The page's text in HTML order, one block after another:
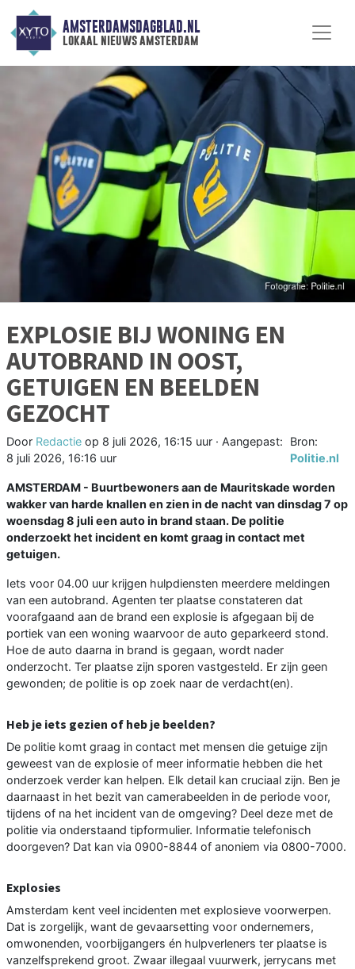
AMSTERDAMSDAGBLAD.NL
lokaal nieuws amsterdam
EXPLOSIE BIJ WONING EN
AUTOBRAND IN OOST,
GETUIGEN EN BEELDEN
GEZOCHT
Door Redactie op 8 juli 2026, 16:15 uur · Aangepast:
8 juli 2026, 16:16 uur
Bron:
Politie.nl
AMSTERDAM - Buurtbewoners aan de Mauritskade worden
wakker van harde knallen en zien in de nacht van dinsdag 7 op
woensdag 8 juli een auto in brand staan. De politie
onderzoekt het incident en komt graag in contact met
getuigen.
Iets voor 04.00 uur krijgen hulpdiensten meerdere meldingen
van een autobrand. Agenten ter plaatse constateren dat
voorafgaand aan de brand een explosie is afgegaan bij de
portiek van een woning waarvoor de auto geparkeerd stond.
Hoe de auto daarna in brand is gegaan, wordt nader
onderzocht. Ter plaatse zijn sporen vastgesteld. Er zijn geen
gewonden; de politie is op zoek naar de verdacht(en).
Heb je iets gezien of heb je beelden?
De politie komt graag in contact met mensen die getuige zijn
geweest van de explosie of meer informatie hebben die het
onderzoek verder kan helpen. Elk detail kan cruciaal zijn. Ben je
daarnaast in het bezit van camerabeelden in de periode voor,
tijdens of na het incident van de omgeving? Deel deze met de
politie via onderstaand tipformulier. Informatie telefonisch
doorgeven? Dat kan via 0900-8844 of anoniem via 0800-7000.
Explosies
Amsterdam kent veel incidenten met explosieve voorwerpen.
Dat is zorgelijk, want de gevaarsetting voor ondernemers,
omwonenden, voorbijgangers én hulpverleners ter plaatse is
vanzelfsprekend groot. Zwaar illegaal vuurwerk, jerrycans met